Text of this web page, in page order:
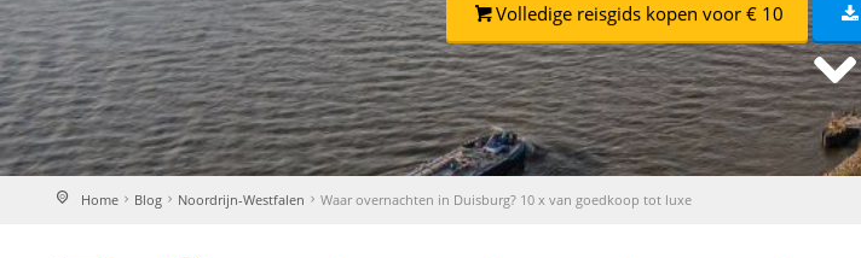
Volledige reisgids kopen voor € 10
Home Blog Noordrijn-Westfalen Waar overnachten in Duisburg? 10 x van goedkoop tot luxe